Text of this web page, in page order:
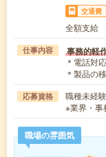
交通費
全額支給
仕事内容 事務的軽
＊電話対
＊製品の
応募資格
職種未経
※業界・事
職場の雰囲気